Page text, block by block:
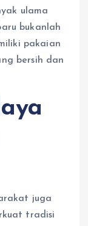
ulama
bukanlah
pakaian
bersih dan
juga
tradisi